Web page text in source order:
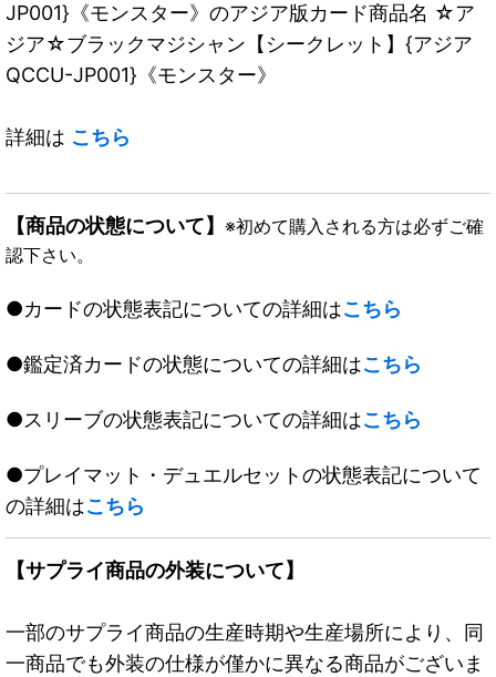
JP001}《モンスター》のアジア版カード商品名 ☆ア
ジア☆ブラックマジシャン【シークレット】{アジア
QCCU-JP001}《モンスター》
詳細は こちら
【商品の状態について】 ※初めて購入される方は必ずご確
認下さい。
●カードの状態表記についての詳細はこちら
●鑑定済カードの状態についての詳細はこちら
●スリーブの状態表記についての詳細はこちら
●プレイマット・デュエルセットの状態表記について
の詳細はこちら
【サプライ商品の外装について】
一部のサプライ商品の生産時期や生産場所により、同
一商品でも外装の仕様が僅かに異なる商品がございま